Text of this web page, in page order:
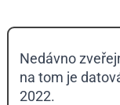
Nedávno
na tom je
2022.